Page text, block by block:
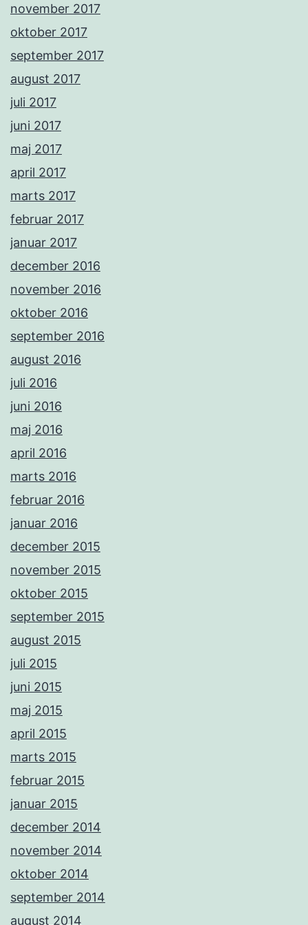
november 2017
oktober 2017
september 2017
august 2017
juli 2017
juni 2017
maj 2017
april 2017
marts 2017
februar 2017
januar 2017
december 2016
november 2016
oktober 2016
september 2016
august 2016
juli 2016
juni 2016
maj 2016
april 2016
marts 2016
februar 2016
januar 2016
december 2015
november 2015
oktober 2015
september 2015
august 2015
juli 2015
juni 2015
maj 2015
april 2015
marts 2015
februar 2015
januar 2015
december 2014
november 2014
oktober 2014
september 2014
august 2014